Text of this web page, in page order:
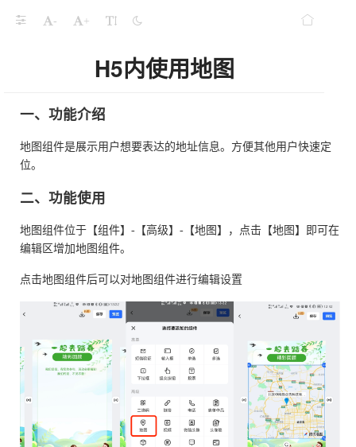
- +
H5内使用地图
一、功能介绍
地图组件是展示用户想要表达的地址信息。方便其他用户快速定
位。
二、功能使用
地图组件位于【组件】-【高级】-【地图】，点击【地图】即可在
编辑区增加地图组件。
点击地图组件后可以对地图组件进行编辑设置